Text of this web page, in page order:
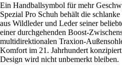
Ein Handballsymbol für mehr
Spezial Pro Schuh behält die
aus Wildleder und Leder seiner
einer durchgehenden Boost-
multidirektionalen Traxion-
Komfort im 21. Jahrhundert
Design wird nicht unbemerkt bleiben.